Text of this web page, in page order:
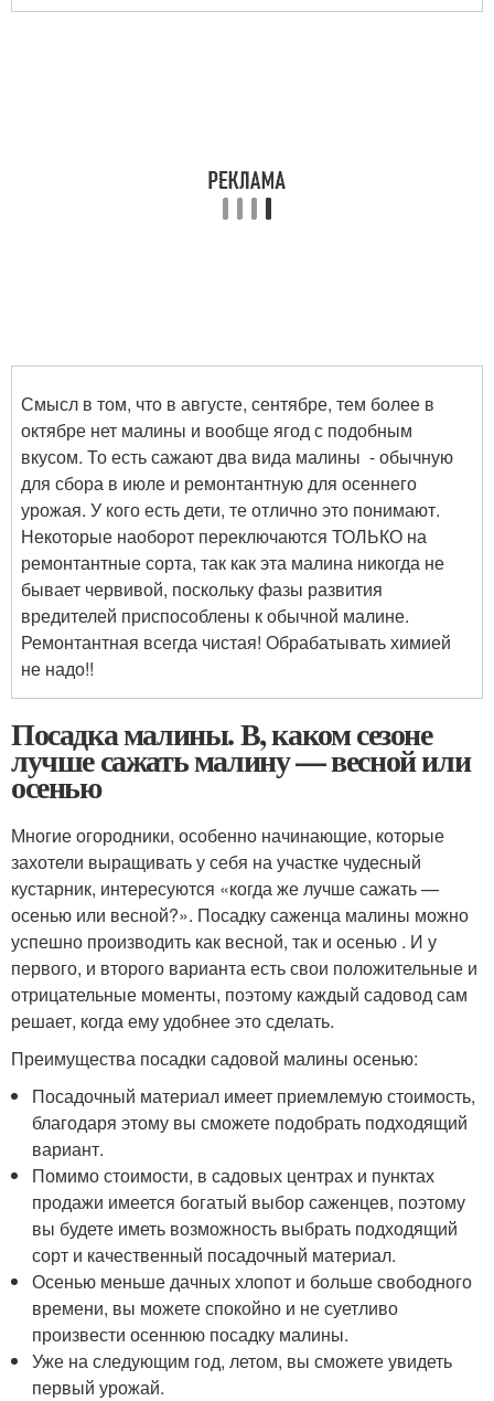
Смысл в том, что в августе, сентябре, тем более в
октябре нет малины и вообще ягод с подобным
вкусом. То есть сажают два вида малины - обычную
для сбора в июле и ремонтантную для осеннего
урожая. У кого есть дети, те отлично это понимают.
Некоторые наоборот переключаются ТОЛЬКО на
ремонтантные сорта, так как эта малина никогда не
бывает червивой, поскольку фазы развития
вредителей приспособлены к обычной малине.
Ремонтантная всегда чистая! Обрабатывать химией
не надо!!
Посадка малины. В, каком сезоне
лучше сажать малину — весной или
осенью
Многие огородники, особенно начинающие, которые
захотели выращивать у себя на участке чудесный
кустарник, интересуются «когда же лучше сажать —
осенью или весной?». Посадку саженца малины можно
успешно производить как весной, так и осенью . И у
первого, и второго варианта есть свои положительные и
отрицательные моменты, поэтому каждый садовод сам
решает, когда ему удобнее это сделать.
Преимущества посадки садовой малины осенью:
Посадочный материал имеет приемлемую стоимость,
благодаря этому вы сможете подобрать подходящий
вариант.
Помимо стоимости, в садовых центрах и пунктах
продажи имеется богатый выбор саженцев, поэтому
вы будете иметь возможность выбрать подходящий
сорт и качественный посадочный материал.
Осенью меньше дачных хлопот и больше свободного
времени, вы можете спокойно и не суетливо
произвести осеннюю посадку малины.
Уже на следующим год, летом, вы сможете увидеть
первый урожай.